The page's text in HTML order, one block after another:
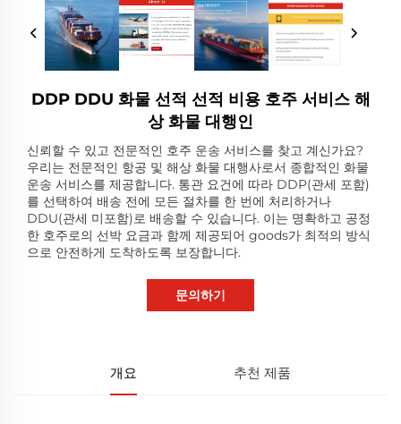
DDP DDU 화물 선적 선적 비용 호주 서비스 해
상 화물 대행인
신뢰할 수 있고 전문적인 호주 운송 서비스를 찾고 계신가요?
우리는 전문적인 항공 및 해상 화물 대행사로서 종합적인 화물
운송 서비스를 제공합니다. 통관 요건에 따라 DDP(관세 포함)
를 선택하여 배송 전에 모든 절차를 한 번에 처리하거나
DDU(관세 미포함)로 배송할 수 있습니다. 이는 명확하고 공정
한 호주로의 선박 요금과 함께 제공되어 goods가 최적의 방식
으로 안전하게 도착하도록 보장합니다.
문의하기
개요 추천 제품